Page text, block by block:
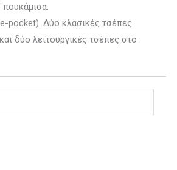
pocket). Δύο κλασικές τσέπες
δύο λειτουργικές τσέπες στο